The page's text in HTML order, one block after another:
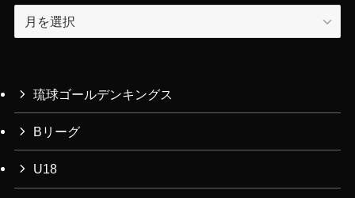
ー
ブ
琉球ゴールデンキングス
Bリーグ
U18